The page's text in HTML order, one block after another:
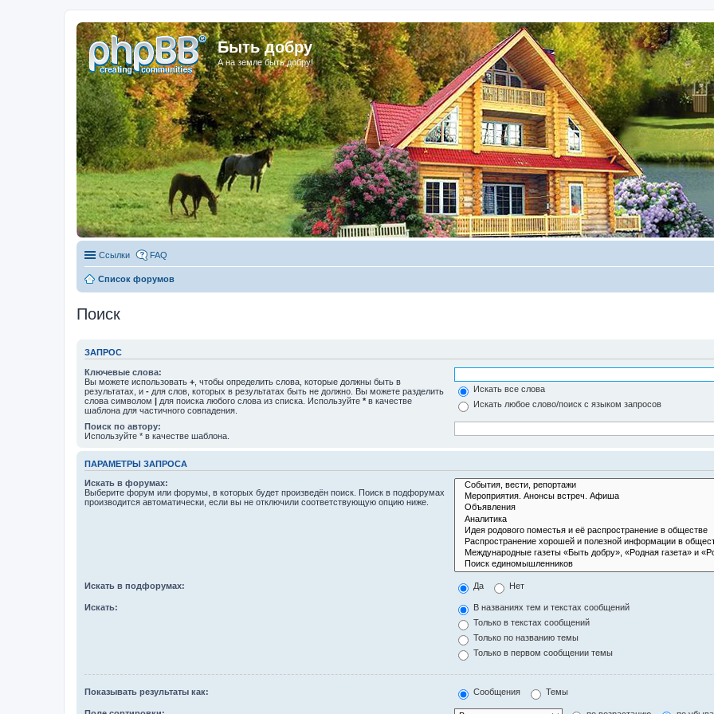
Быть добру
А на земле быть добру!
Ссылки FAQ
Список форумов
Поиск
ЗАПРОС
Ключевые слова:
Вы можете использовать + , чтобы определить слова, которые должны быть в
результатах, и - для слов, которых в результатах быть не должно. Вы можете разделить
слова символом | для поиска любого слова из списка. Используйте * в качестве
шаблона для частичного совпадения.
Искать все слова
Искать любое слово/поиск с языком запросов
Поиск по автору:
Используйте * в качестве шаблона.
ПАРАМЕТРЫ ЗАПРОСА
Искать в форумах:
Выберите форум или форумы, в которых будет произведён поиск. Поиск в подфорумах
производится автоматически, если вы не отключили соответствующую опцию ниже.
Искать в подфорумах: Да Нет
Искать:
В названиях тем и текстах сообщений
Только в текстах сообщений
Только по названию темы
Только в первом сообщении темы
Показывать результаты как: Сообщения Темы